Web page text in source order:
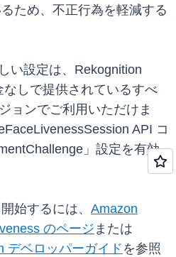
ため、不正行為を軽減する
い設定は、Rekognition
しで提供されているすべ
ョンでご利用いただけま
API コ
」設定を有効
始するには、 Amazon
のページまたは
デベロッパーガイド を参照